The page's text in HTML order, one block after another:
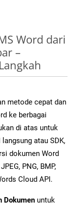
Word dari
–
metode cepat dan
ke berbagai
di atas untuk
atau SDK,
dokumen Word
PNG, BMP,
Cloud API.
Dokumen untuk